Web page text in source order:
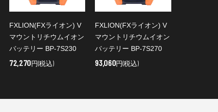
FXLION(FXライオン) V
マウントリチウムイオン
バッテリー BP-7S230
72,270円(税込)
FXLION(FXライオン) V
マウントリチウムイオン
バッテリー BP-7S270
93,060円(税込)